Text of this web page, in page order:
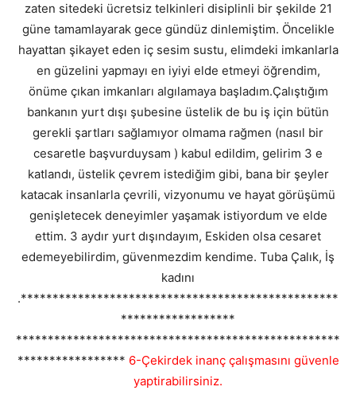
zaten sitedeki ücretsiz telkinleri disiplinli bir şekilde 21
güne tamamlayarak gece gündüz dinlemiştim. Öncelikle
hayattan şikayet eden iç sesim sustu, elimdeki imkanlarla
en güzelini yapmayı en iyiyi elde etmeyi öğrendim,
önüme çıkan imkanları algılamaya başladım.Çalıştığım
bankanın yurt dışı şubesine üstelik de bu iş için bütün
gerekli şartları sağlamıyor olmama rağmen (nasıl bir
cesaretle başvurduysam ) kabul edildim, gelirim 3 e
katlandı, üstelik çevrem istediğim gibi, bana bir şeyler
katacak insanlarla çevrili, vizyonumu ve hayat görüşümü
genişletecek deneyimler yaşamak istiyordum ve elde
ettim. 3 aydır yurt dışındayım, Eskiden olsa cesaret
edemeyebilirdim, güvenmezdim kendime. Tuba Çalık, İş
kadını
.**************************************************
******************
***************************************************
***************** 6-Çekirdek inanç çalışmasını güvenle
yaptirabilirsiniz.